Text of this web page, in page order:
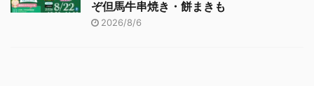
ぞ但馬牛串焼き・餅まきも
2026/8/6